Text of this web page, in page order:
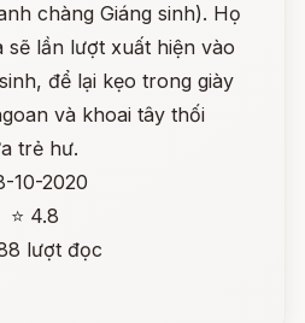
chàng Giáng sinh). Họ
sẽ lần lượt xuất hiện vào
để lại kẹo trong giày
và khoai tây thối
trẻ hư.
10-2020
⭐ 4.8
lượt đọc